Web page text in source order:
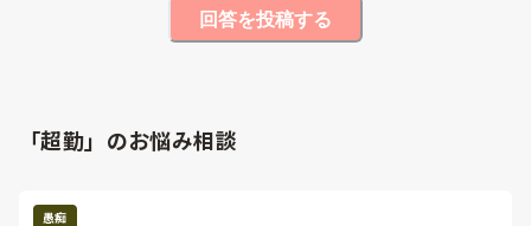
回答を投稿する
「超勤」のお悩み相談
愚痴